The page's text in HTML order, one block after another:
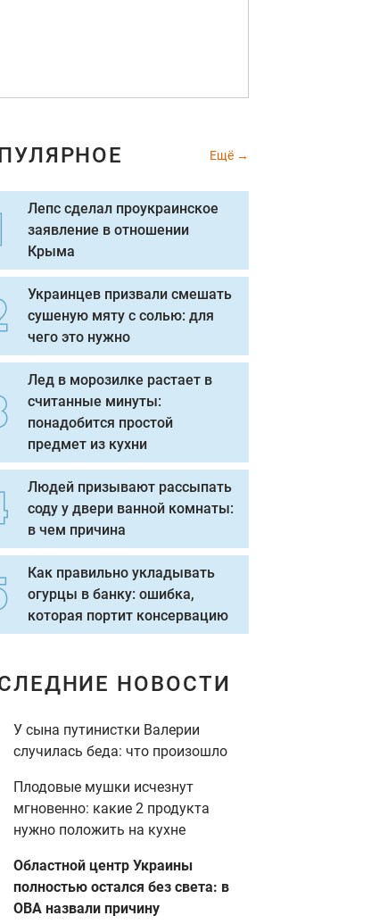
Ещё
Лепс сделал проукраинское
заявление в отношении
Крыма
Украинцев призвали смешать
сушеную мяту с солью: для
чего это нужно
Лед в морозилке растает в
считанные минуты:
понадобится простой
предмет из кухни
Людей призывают рассыпать
соду у двери ванной комнаты:
в чем причина
Как правильно укладывать
огурцы в банку: ошибка,
которая портит консервацию
НОВОСТИ
У сына путинистки Валерии
случилась беда: что произошло
Плодовые мушки исчезнут
мгновенно: какие 2 продукта
нужно положить на кухне
Областной центр Украины
полностью остался без света: в
ОВА назвали причину